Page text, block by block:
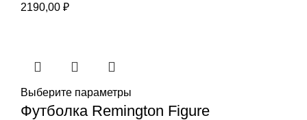
2190,00 ₽
Выберите параметры
Футболка Remington Figure